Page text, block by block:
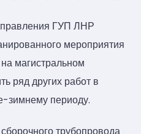
ГУП ЛНР
мероприятия
магистральном
ряд других работ в
зимнему периоду.